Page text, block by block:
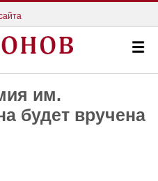
им.
будет вручена